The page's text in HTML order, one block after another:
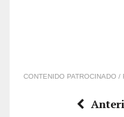
CONTENIDO PATROCINADO /